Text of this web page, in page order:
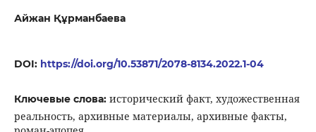
Айжан Құрманбаева
DOI: https://doi.org/10.53871/2078-8134.2022.1-04
Ключевые слова: исторический факт, художественная
реальность, архивные материалы, архивные факты,